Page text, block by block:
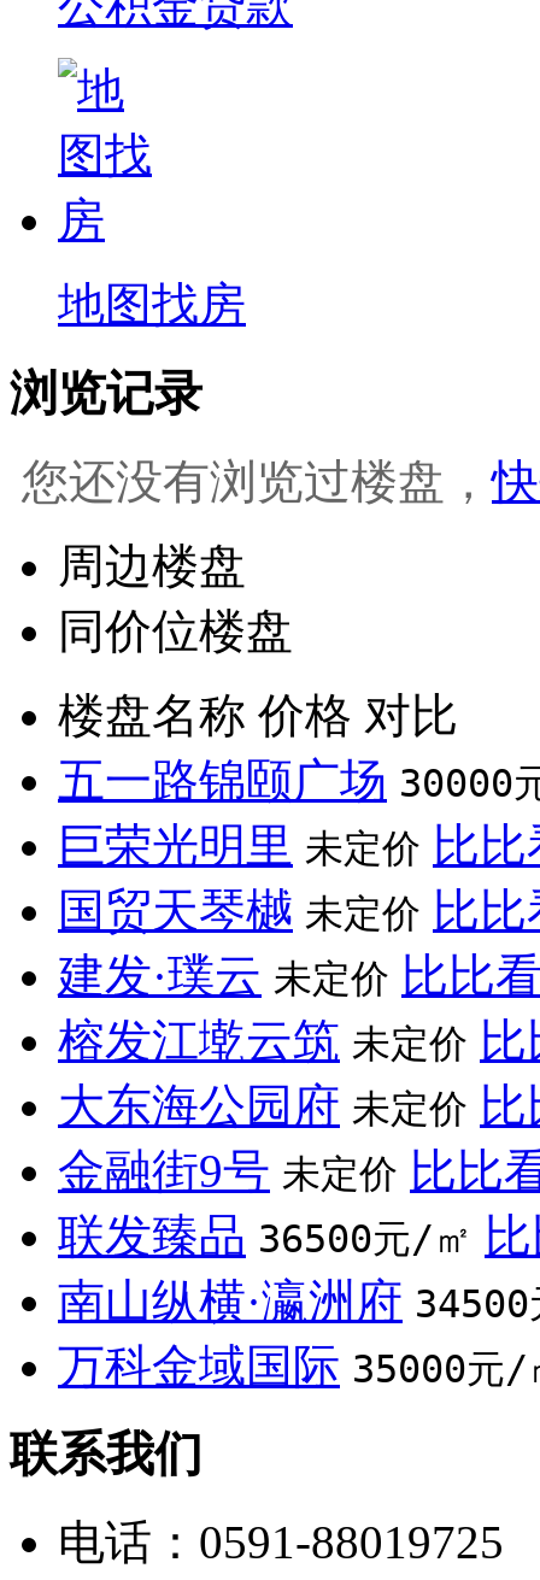
地图找房
浏览记录
您还没有浏览过楼盘，
周边楼盘
同价位楼盘
楼盘名称 价格 对比
五一路锦颐广场 30000
巨荣光明里 未定价 比比
国贸天琴樾 未定价 比比
建发·璞云 未定价 比比
榕发江墘云筑 未定价
大东海公园府 未定价
金融街9号 未定价 比比
联发臻品 36500元/㎡
南山纵横·瀛洲府
万科金域国际 35000元/
联系我们
电话：0591-88019725